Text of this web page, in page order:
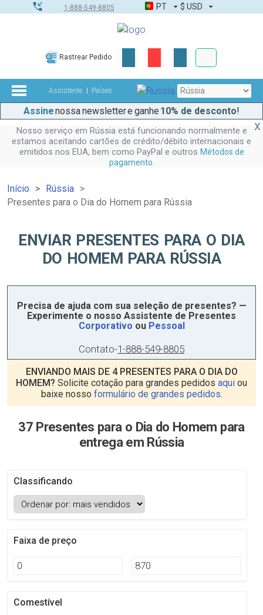
1-888-549-8805 PT $ USD
Rastrear Pedido
Assistente Países
Assinenossa newsletter e ganhe 10% de desconto!
Nosso serviço em Rússia está funcionando normalmente e
estamos aceitando cartões de crédito/débito internacionais e
emitidos nos EUA, bem como PayPal e outros Métodos de
pagamento.
Início
Rússia
Presentes para o Dia do Homem para Rússia
ENVIAR PRESENTES PARA O DIA
DO HOMEM PARA RÚSSIA
Precisa de ajuda com sua seleção de presentes? —
Experimente o nosso Assistente de Presentes
Corporativo ou Pessoal
Contato-1-888-549-8805
ENVIANDO MAIS DE 4 PRESENTES PARA O DIA DO
HOMEM? Solicite cotação para grandes pedidos aqui ou
baixe nosso formulário de grandes pedidos.
37 Presentes para o Dia do Homem para
entrega em Rússia
Classificando
Faixa de preço
Comestível